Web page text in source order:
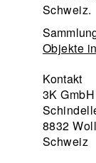
Schweiz.
Objekte
Kontakt
3K GmbH
8832
Schweiz